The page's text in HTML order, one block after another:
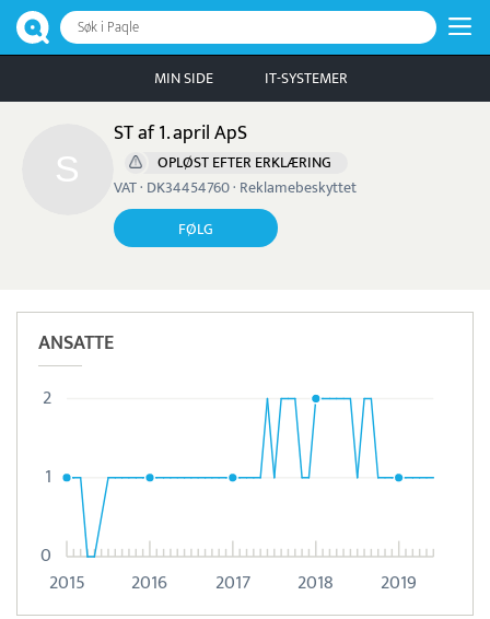
Søk i Paqle
MIN SIDE IT-SYSTEMER
ST af 1. april ApS
OPLØST EFTER ERKLÆRING
VAT · DK34454760 · Reklamebeskyttet
FØLG
ANSATTE
2015 2016 2017 2018 2019
0
1
2